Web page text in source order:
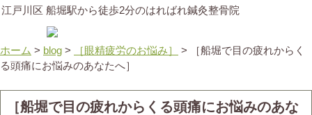
江戸川区 船堀駅から徒歩2分のはればれ鍼灸整骨院
ホーム > blog > ［眼精疲労のお悩み］ > ［船堀で目の疲れからく
る頭痛にお悩みのあなたへ］
［船堀で目の疲れからくる頭痛にお悩みのあな